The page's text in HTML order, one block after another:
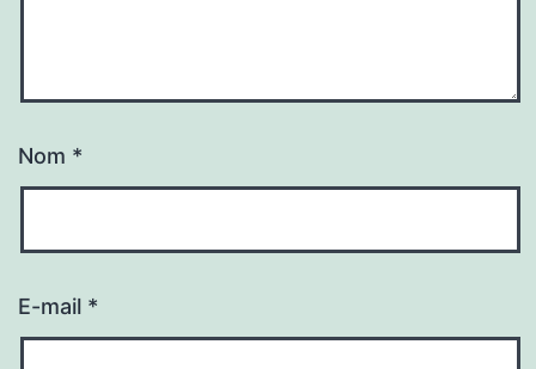
Nom *
E-mail *